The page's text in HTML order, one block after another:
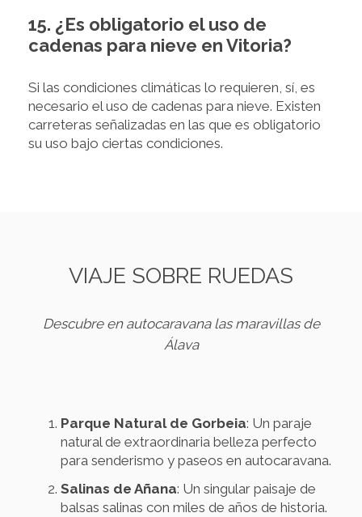
15. ¿Es obligatorio el uso de
cadenas para nieve en Vitoria?
Si las condiciones climáticas lo requieren, sí, es
necesario el uso de cadenas para nieve. Existen
carreteras señalizadas en las que es obligatorio
su uso bajo ciertas condiciones.
VIAJE SOBRE RUEDAS
Descubre en autocaravana las maravillas de
Álava
Parque Natural de Gorbeia: Un paraje
natural de extraordinaria belleza perfecto
para senderismo y paseos en autocaravana.
Salinas de Añana: Un singular paisaje de
balsas salinas con miles de años de historia.